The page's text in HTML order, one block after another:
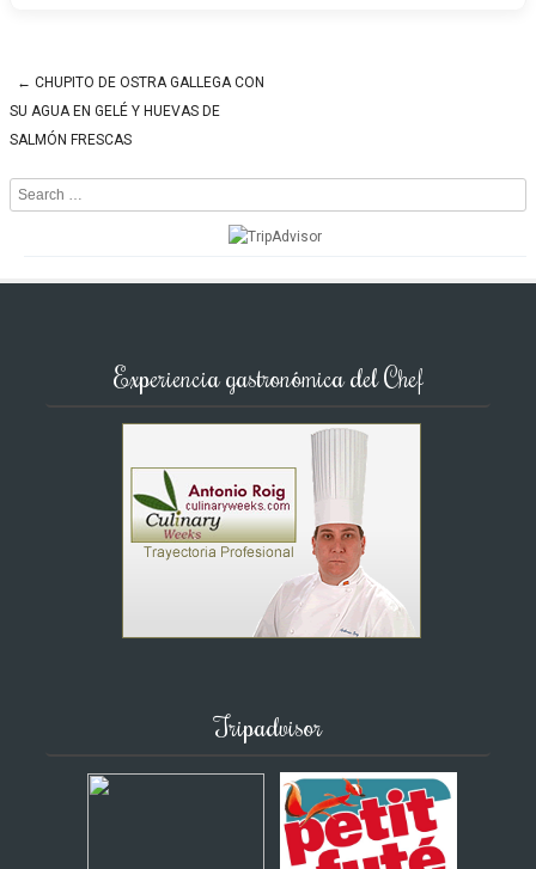
Post navigation
← CHUPITO DE OSTRA GALLEGA CON
SU AGUA EN GELÉ Y HUEVAS DE
SALMÓN FRESCAS
Search
Experiencia gastronómica del Chef
Tripadvisor